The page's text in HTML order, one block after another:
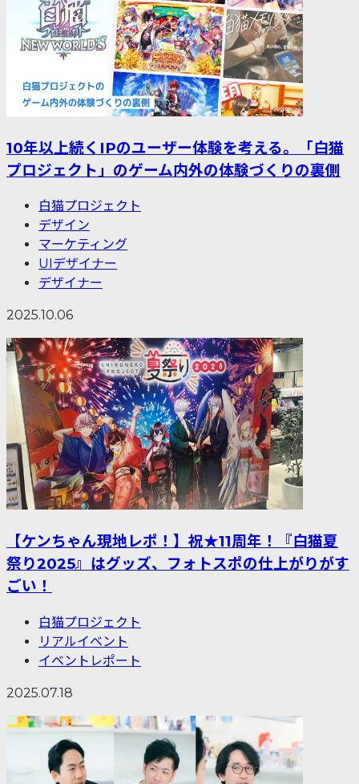
10年以上続くIPのユーザー体験を考える。「白猫
プロジェクト」のゲーム内外の体験づくりの裏側
白猫プロジェクト
デザイン
マーケティング
UIデザイナー
デザイナー
2025.10.06
【ケンちゃん現地レポ！】祝★11周年！『白猫夏
祭り2025』はグッズ、フォトスポの仕上がりがす
ごい！
白猫プロジェクト
リアルイベント
イベントレポート
2025.07.18